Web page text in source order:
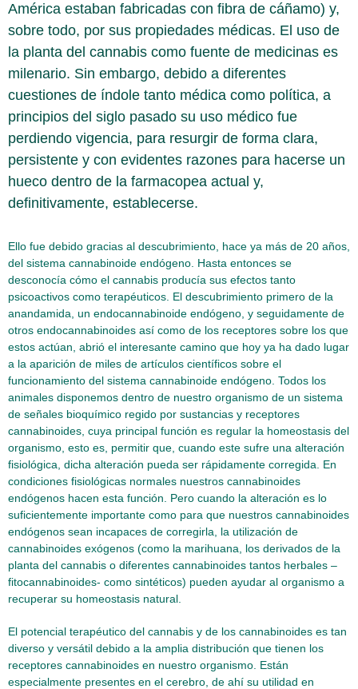
América estaban fabricadas con fibra de cáñamo) y,
sobre todo, por sus propiedades médicas. El uso de
la planta del cannabis como fuente de medicinas es
milenario. Sin embargo, debido a diferentes
cuestiones de índole tanto médica como política, a
principios del siglo pasado su uso médico fue
perdiendo vigencia, para resurgir de forma clara,
persistente y con evidentes razones para hacerse un
hueco dentro de la farmacopea actual y,
definitivamente, establecerse.
Ello fue debido gracias al descubrimiento, hace ya más de 20 años,
del sistema cannabinoide endógeno. Hasta entonces se
desconocía cómo el cannabis producía sus efectos tanto
psicoactivos como terapéuticos. El descubrimiento primero de la
anandamida, un endocannabinoide endógeno, y seguidamente de
otros endocannabinoides así como de los receptores sobre los que
estos actúan, abrió el interesante camino que hoy ya ha dado lugar
a la aparición de miles de artículos científicos sobre el
funcionamiento del sistema cannabinoide endógeno. Todos los
animales disponemos dentro de nuestro organismo de un sistema
de señales bioquímico regido por sustancias y receptores
cannabinoides, cuya principal función es regular la homeostasis del
organismo, esto es, permitir que, cuando este sufre una alteración
fisiológica, dicha alteración pueda ser rápidamente corregida. En
condiciones fisiológicas normales nuestros cannabinoides
endógenos hacen esta función. Pero cuando la alteración es lo
suficientemente importante como para que nuestros cannabinoides
endógenos sean incapaces de corregirla, la utilización de
cannabinoides exógenos (como la marihuana, los derivados de la
planta del cannabis o diferentes cannabinoides tantos herbales –
fitocannabinoides- como sintéticos) pueden ayudar al organismo a
recuperar su homeostasis natural.
El potencial terapéutico del cannabis y de los cannabinoides es tan
diverso y versátil debido a la amplia distribución que tienen los
receptores cannabinoides en nuestro organismo. Están
especialmente presentes en el cerebro, de ahí su utilidad en